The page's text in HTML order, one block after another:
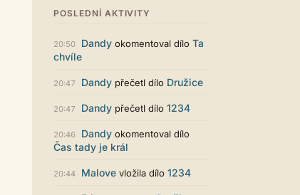
Jarda468
Už i počet přečtení jde vidět,
myslím také už v pořádku,
perfektní práce :)
Singularis
30.07. 06:19
Líbí se mi tmavá varianta nového
vzhledu. Na některých místech
jsou sice mezi prvky příliš velké
mezery, ale když mě to bude štvát,
určitě to půjde upravit místním
stylem... Celkově je styl dobře
POSLEDNÍ AKTIVITY
20:50 Dandy okomentoval dílo Ta
chvíle
20:47 Dandy přečetl dílo Družice
20:47 Dandy přečetl dílo 1234
20:46 Dandy okomentoval dílo
Čas tady je král
20:44 Malove vložila dílo 1234